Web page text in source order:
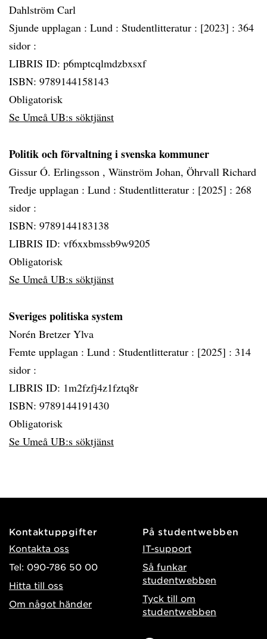
Dahlström Carl
Sjunde upplagan : Lund : Studentlitteratur : [2023] : 364
sidor :
LIBRIS ID: p6mptcqlmdzbxsxf
ISBN: 9789144158143
Obligatorisk
Se Umeå UB:s söktjänst
Politik och förvaltning i svenska kommuner
Gissur Ó. Erlingsson , Wänström Johan, Öhrvall Richard
Tredje upplagan : Lund : Studentlitteratur : [2025] : 268
sidor :
ISBN: 9789144183138
LIBRIS ID: vf6xxbmssb9w9205
Obligatorisk
Se Umeå UB:s söktjänst
Sveriges politiska system
Norén Bretzer Ylva
Femte upplagan : Lund : Studentlitteratur : [2025] : 314
sidor :
LIBRIS ID: 1m2fzfj4z1fztq8r
ISBN: 9789144191430
Obligatorisk
Se Umeå UB:s söktjänst
Kontaktuppgifter
Kontakta oss
Tel: 090-786 50 00
Hitta till oss
Om något händer
På studentwebben
IT-support
Så funkar
studentwebben
Tyck till om
studentwebben